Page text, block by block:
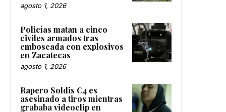
agosto 1, 2026
Policías matan a cinco
civiles armados tras
emboscada con explosivos
en Zacatecas
agosto 1, 2026
Rapero Soldis C4 es
asesinado a tiros mientras
grababa videoclip en